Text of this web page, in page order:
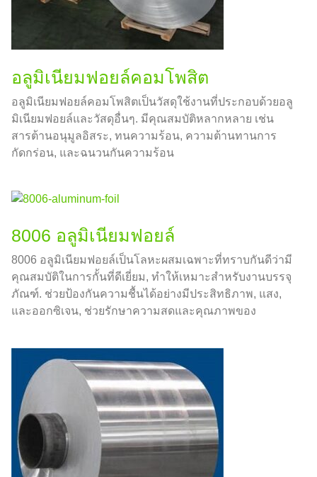
อลูมิเนียมฟอยล์คอมโพสิต
อลูมิเนียมฟอยล์คอมโพสิตเป็นวัสดุใช้งานที่ประกอบด้วยอลู
มิเนียมฟอยล์และวัสดุอื่นๆ. มีคุณสมบัติหลากหลาย เช่น
สารต้านอนุมูลอิสระ, ทนความร้อน, ความต้านทานการ
กัดกร่อน, และฉนวนกันความร้อน
8006 อลูมิเนียมฟอยล์
8006 อลูมิเนียมฟอยล์เป็นโลหะผสมเฉพาะที่ทราบกันดีว่ามี
คุณสมบัติในการกั้นที่ดีเยี่ยม, ทำให้เหมาะสำหรับงานบรรจุ
ภัณฑ์. ช่วยป้องกันความชื้นได้อย่างมีประสิทธิภาพ, แสง,
และออกซิเจน, ช่วยรักษาความสดและคุณภาพของ